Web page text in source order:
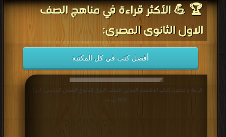
🏆 💪 الأكثر قراءة في مناهج الصف
الاول الثانوى المصرى:
أفضل كتب في كل المكتبة
قراءة و تحميل كتاب الاقتصاد المنزلي للصف الاول الثانوي الفصل الدراسي الاول
PDF مجانا